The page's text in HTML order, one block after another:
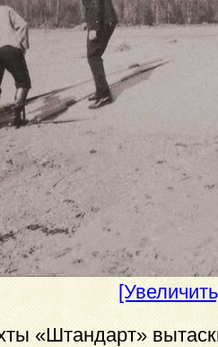
«Штандарт»